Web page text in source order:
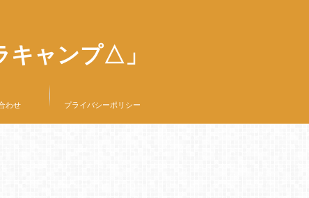
キャンプ△」
わせ プライバシーポリシー